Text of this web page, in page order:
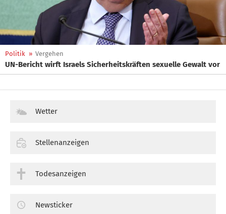
Politik » Vergehen
UN-Bericht wirft Israels Sicherheitskräften sexuelle Gewalt vor
Wetter
Stellenanzeigen
Todesanzeigen
Newsticker